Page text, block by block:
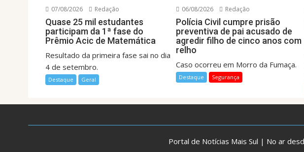
07/08/2026 Redação
Quase 25 mil estudantes
participam da 1ª fase do
Prêmio Acic de Matemática
Resultado da primeira fase sai no dia
4 de setembro.
Destaque Geral
06/08/2026 Redação
Polícia Civil cumpre prisão
preventiva de pai acusado de
agredir filho de cinco anos com
relho
Caso ocorreu em Morro da Fumaça.
Destaque Segurança
Portal de Notícias Mais Sul | No ar